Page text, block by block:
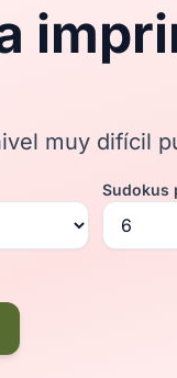
muy difícil
Sudokus